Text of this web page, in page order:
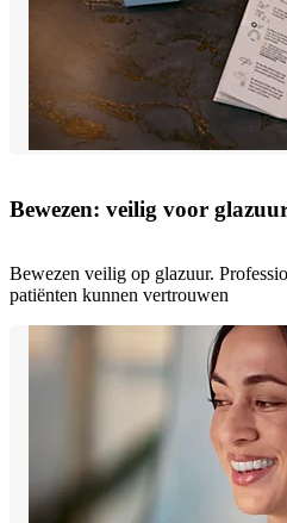
Bewezen: veilig voor
Bewezen veilig op glazuur.
patiënten kunnen vertrouwen